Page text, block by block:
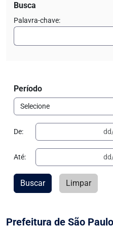
Prefeitura de São
Busca
Palavra-chave:
Período
De:
Até:
Buscar Limpar